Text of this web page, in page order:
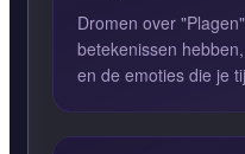
Dromen over
betekenissen
en de emoties die je